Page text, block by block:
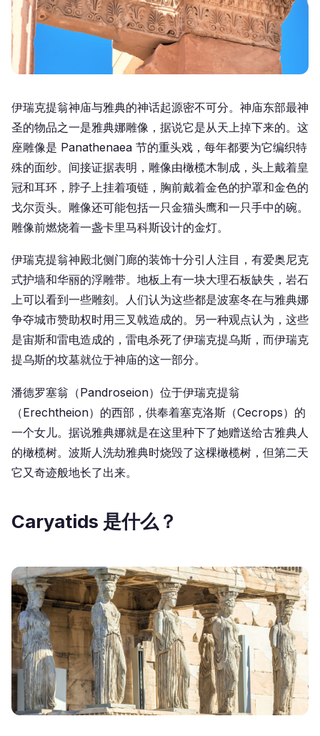
伊瑞克提翁神庙与雅典的神话起源密不可分。神庙东部最神
圣的物品之一是雅典娜雕像，据说它是从天上掉下来的。这
座雕像是 Panathenaea 节的重头戏，每年都要为它编织特
殊的面纱。间接证据表明，雕像由橄榄木制成，头上戴着皇
冠和耳环，脖子上挂着项链，胸前戴着金色的护罩和金色的
戈尔贡头。雕像还可能包括一只金猫头鹰和一只手中的碗。
雕像前燃烧着一盏卡里马科斯设计的金灯。
伊瑞克提翁神殿北侧门廊的装饰十分引人注目，有爱奥尼克
式护墙和华丽的浮雕带。地板上有一块大理石板缺失，岩石
上可以看到一些雕刻。人们认为这些都是波塞冬在与雅典娜
争夺城市赞助权时用三叉戟造成的。另一种观点认为，这些
是宙斯和雷电造成的，雷电杀死了伊瑞克提乌斯，而伊瑞克
提乌斯的坟墓就位于神庙的这一部分。
潘德罗塞翁（Pandroseion）位于伊瑞克提翁
（Erechtheion）的西部，供奉着塞克洛斯（Cecrops）的
一个女儿。据说雅典娜就是在这里种下了她赠送给古雅典人
的橄榄树。波斯人洗劫雅典时烧毁了这棵橄榄树，但第二天
它又奇迹般地长了出来。
Caryatids 是什么？